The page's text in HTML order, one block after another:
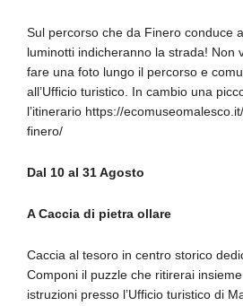
Sul percorso che da Finero conduce
luminotti indicheranno la strada! Non
fare una foto lungo il percorso e
all’Ufficio turistico. In cambio una
l’itinerario https://
finero/
Dal 10 al 31 Agosto
A Caccia di pietra ollare
Caccia al tesoro in centro storico
Componi il puzzle che ritirerai
istruzioni presso l’Ufficio turistico di